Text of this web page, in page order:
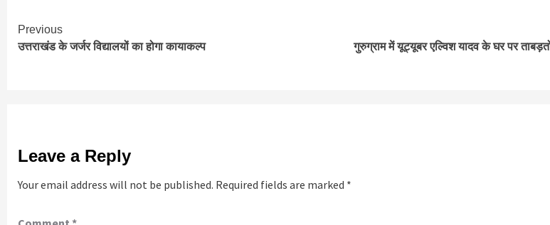
Continue
Reading
Previous
उत्तराखंड के जर्जर विद्यालयों का होगा कायाकल्प
गुरुग्राम में यूट्यूबर एल्विश यादव के घर पर
Leave a Reply
Your email address will not be published. Required fields are marked *